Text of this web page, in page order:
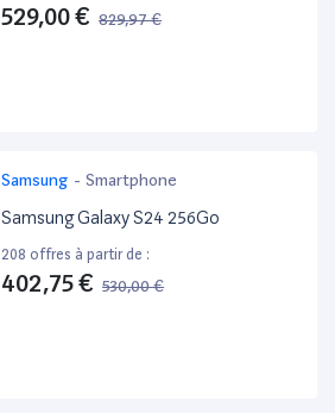
529,00 € 829,97 €
Samsung - Smartphone
Samsung Galaxy S24 256Go
208 offres à partir de :
402,75 € 530,00 €